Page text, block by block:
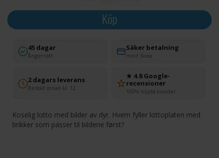
Köp
45 dagar
Ångerrätt
Säker betalning
med Svea
2 dagars leverans
Beställ innan kl. 12
★ 4.8 Google-
recensioner
100% nöjda kunder
Koselig lotto med bilder av dyr. Hvem fyller lottoplaten med
brikker som passer til bildene først?